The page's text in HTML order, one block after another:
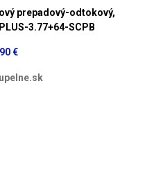
prepadový-odtokový,
3.77+64-SCPB
€